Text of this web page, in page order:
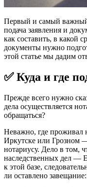
Первый и самый важный
подача заявления и
как составить, в какой
документы нужно
этой статье мы дадим
✅ Куда и где
Прежде всего нужно
дела осуществляется
обращаться?
Неважно, где проживал
Иркутске или Грозном
нотариусу. Дело в том,
наследственных дел —
к этой базе,
ли оставлено завещание: